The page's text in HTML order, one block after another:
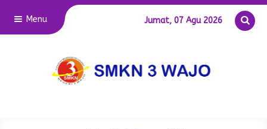
Menu Jumat, 07 Agu 2026